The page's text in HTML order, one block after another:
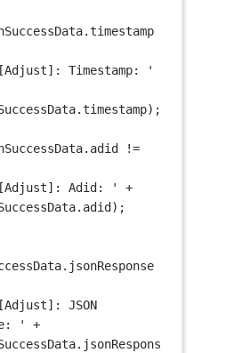
Timestamp: '
!=
Adid: '
+
JSON
'
+